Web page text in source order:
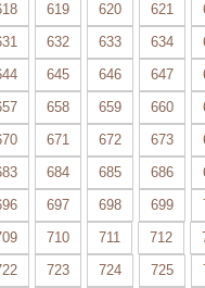
619 620 621
632 633 634
645 646 647
658 659 660
671 672 673
684 685 686
697 698 699
710 711 712
723 724 725